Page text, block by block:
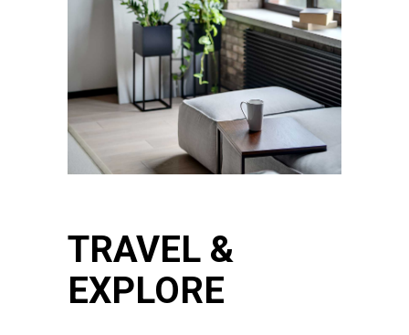
TRAVEL &
EXPLORE